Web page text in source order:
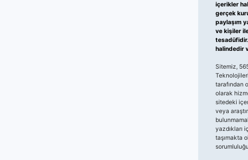
içerikler
gerçek
paylaşım
ve kişiler
halindedir
Sitemiz,
tarafından
olarak
sitedeki
veya
yazdıkları
taşımakta